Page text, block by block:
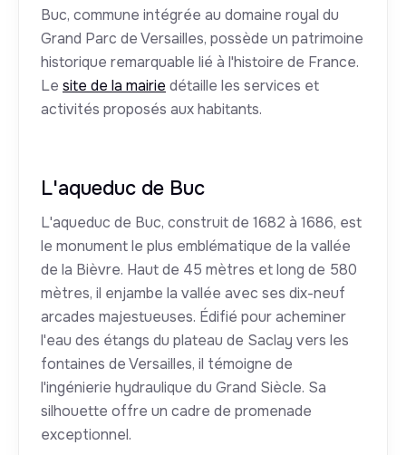
Buc, commune intégrée au domaine royal du
Grand Parc de Versailles, possède un patrimoine
historique remarquable lié à l'histoire de France.
Le site de la mairie détaille les services et
activités proposés aux habitants.
L'aqueduc de Buc
L'aqueduc de Buc, construit de 1682 à 1686, est
le monument le plus emblématique de la vallée
de la Bièvre. Haut de 45 mètres et long de 580
mètres, il enjambe la vallée avec ses dix-neuf
arcades majestueuses. Édifié pour acheminer
l'eau des étangs du plateau de Saclay vers les
fontaines de Versailles, il témoigne de
l'ingénierie hydraulique du Grand Siècle. Sa
silhouette offre un cadre de promenade
exceptionnel.